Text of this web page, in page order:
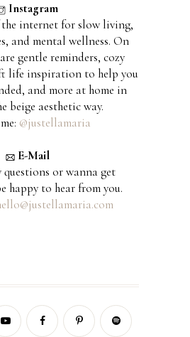
Instagram
internet for slow living,
and mental wellness. On
gentle reminders, cozy
life inspiration to help you
and more at home in
beige aesthetic way.
@justellamaria
E-Mail
questions or wanna get
happy to hear from you.